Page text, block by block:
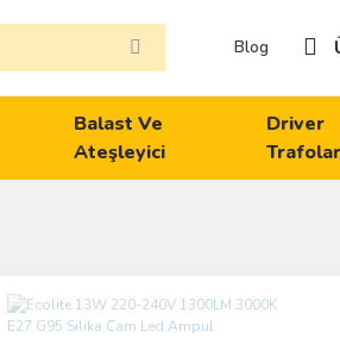
Blog
Balast Ve
Ateşleyici
Driver
Trafolar